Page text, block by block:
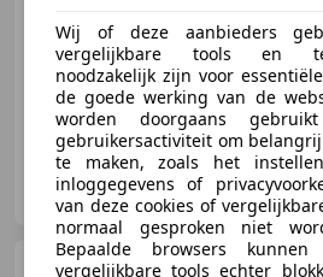
04/2008 183.454 km Diesel
Vakgarage Rida
NL-4538 AR TERNEUZEN
Wij of deze aanbieders
vergelijkbare tools en
noodzakelijk zijn voor
de goede werking van de
worden doorgaans
gebruikersactiviteit om
te maken, zoals het
inloggegevens of
van deze cookies of
normaal gesproken niet
Bepaalde browsers
vergelijkbare tools echter